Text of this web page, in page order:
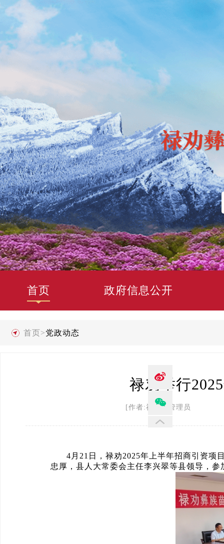
首页 政府信息公开
首页>党政动态
禄劝举行
[作者:禄劝县管理员 发
4月21日，禄劝2025年上半年招商引资项
忠厚，县人大常委会主任李兴翠等县领导，